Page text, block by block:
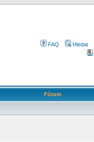
FAQ Hledat
Fórum